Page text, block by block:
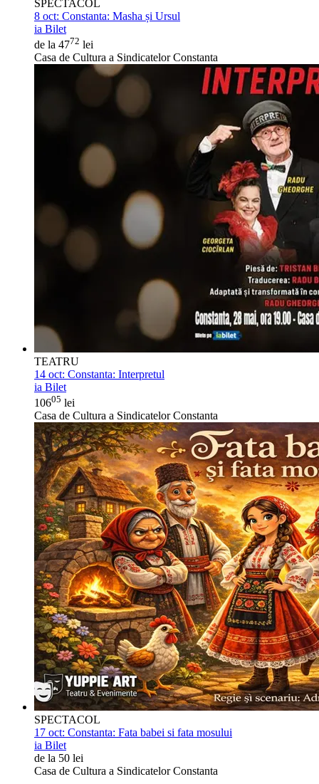
SPECTACOL
8 oct: Constanta: Masha și Ursul
ia Bilet
de la 4772 lei
Casa de Cultura a Sindicatelor Constanta
TEATRU
14 oct: Constanta: Interpretul
ia Bilet
10605 lei
Casa de Cultura a Sindicatelor Constanta
SPECTACOL
17 oct: Constanta: Fata babei si fata mosului
ia Bilet
de la 50 lei
Casa de Cultura a Sindicatelor Constanta